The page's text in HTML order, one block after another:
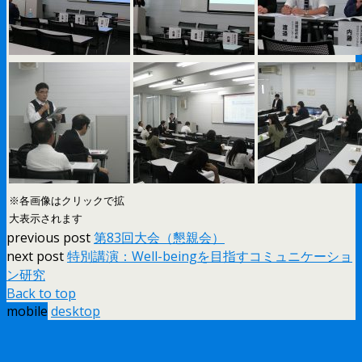
※各画像はクリックで拡
大表示されます
previous post第83回大会（懇親会）
next post特別講演：Well-beingを目指すコミュニケーショ
ン研究
Back to top
mobile desktop